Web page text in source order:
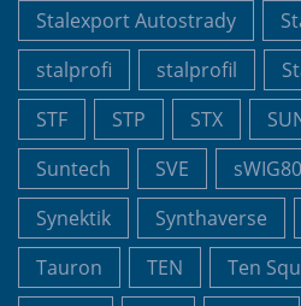
Stalexport Autostrady
stalprofi
stalprofil
STF
STP STX
Suntech
SVE sWIG80
Synektik
Synthaverse
Tauron
TEN Ten